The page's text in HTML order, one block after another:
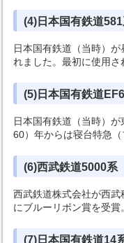
(4)日本国有鉄道
日本国有鉄道（当時）
れました。最初に使用
(5)日本国有鉄道
日本国有鉄道（当時）
60）年からは寝台特急
(6)西武鉄道5000系
西武鉄道株式会社が西
にブルーリボン賞を受
(7)日本国有鉄道14